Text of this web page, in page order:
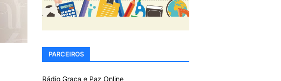
PARCEIROS
Rádio Graça e Paz Online